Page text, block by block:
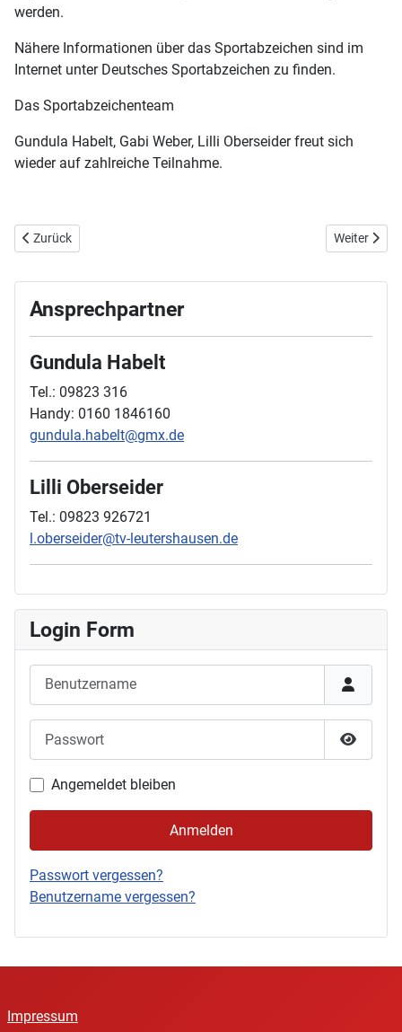
werden.
Nähere Informationen über das Sportabzeichen sind im
Internet unter Deutsches Sportabzeichen zu finden.
Das Sportabzeichenteam
Gundula Habelt, Gabi Weber, Lilli Oberseider freut sich
wieder auf zahlreiche Teilnahme.
Vorheriger Beitrag: TVL Sportabzeichen 2025
Zurück Nächster
Weiter
Ansprechpartner
Gundula Habelt
Tel.: 09823 316
Handy: 0160 1846160
gundula.habelt@gmx.de
Lilli Oberseider
Tel.: 09823 926721
l.oberseider@tv-leutershausen.de
Login Form
Benutzername
Angemeldet bleiben
Anmelden
Passwort vergessen?
Benutzername vergessen?
Impressum